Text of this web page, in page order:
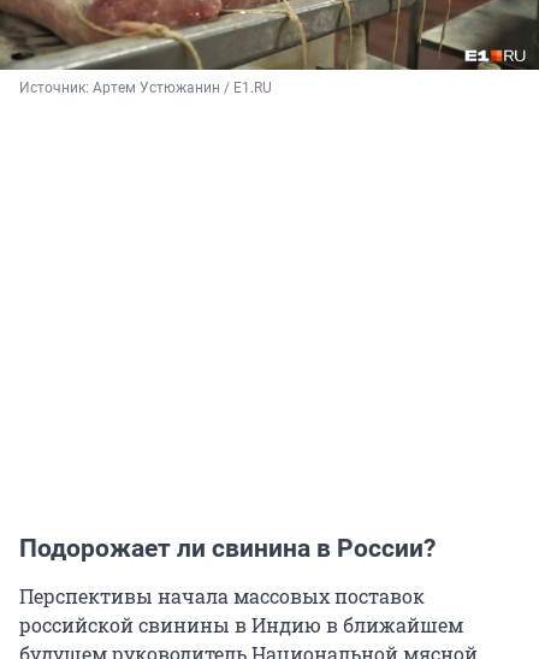
Источник: Артем Устюжанин / E1.RU
Подорожает ли свинина в России?
Перспективы начала массовых поставок
российской свинины в Индию в ближайшем
будущем руководитель Национальной мясной